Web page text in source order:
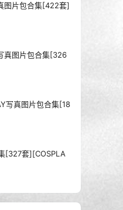
图片包合集[422套]
真图片包合集[326
写真图片包合集[18
[327套][COSPLA